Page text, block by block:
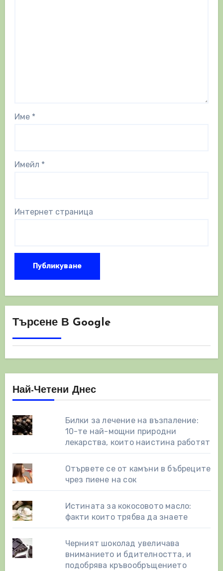
Име *
Имейл *
Интернет страница
Търсене В Google
Най-Четени Днес
Билки за лечение на възпаление:
10-те най-мощни природни
лекарства, които наистина работят
Отървете се от камъни в бъбреците
чрез пиене на сок
Истината за кокосовото масло:
факти които трябва да знаете
Черният шоколад увеличава
вниманието и бдителността, и
подобрява кръвообръщението